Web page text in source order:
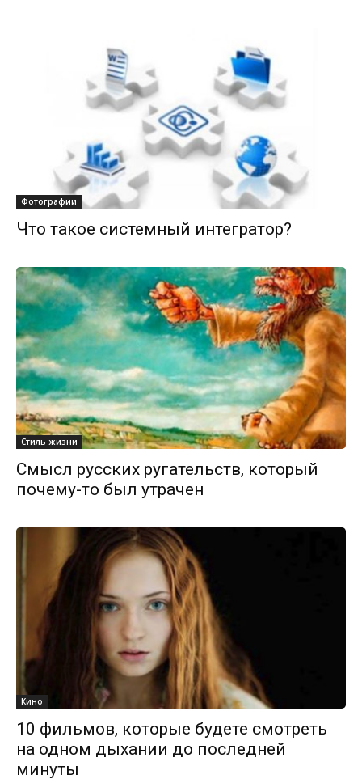
Фотографии
Что такое системный интегратор?
Стиль жизни
Смысл русских ругательств, который
почему-то был утрачен
Кино
10 фильмов, которые будете смотреть
на одном дыхании до последней
минуты